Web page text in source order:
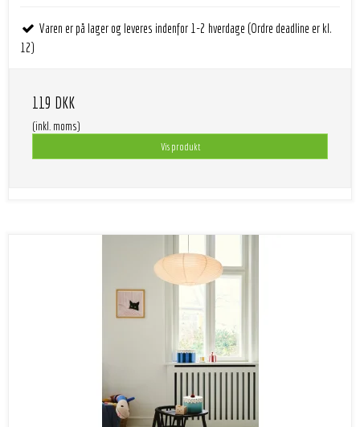
Varen er på lager og leveres indenfor 1-2 hverdage (Ordre deadline er kl.
12)
119 DKK
(inkl. moms)
Vis produkt